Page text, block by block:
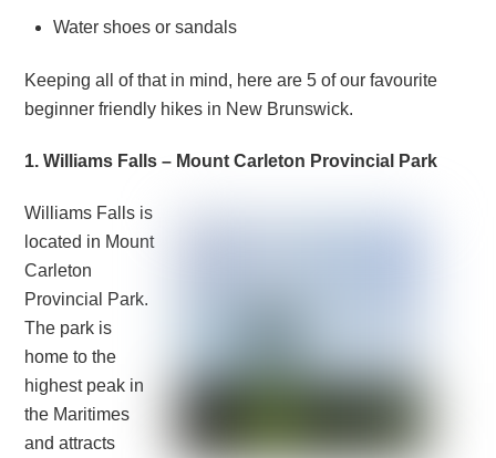
Water shoes or sandals
Keeping all of that in mind, here are 5 of our favourite
beginner friendly hikes in New Brunswick.
1. Williams Falls – Mount Carleton Provincial Park
Williams Falls is
located in Mount
Carleton
Provincial Park.
The park is
home to the
highest peak in
the Maritimes
and attracts